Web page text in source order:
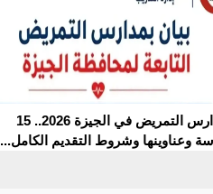
مدارس التمريض في الجيزة 2026.. 15
وعناوينها وشروط التقديم الكامل...